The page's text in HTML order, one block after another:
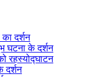
का दर्शन
घटना के दर्शन
रहस्योद्घाटन
दर्शन